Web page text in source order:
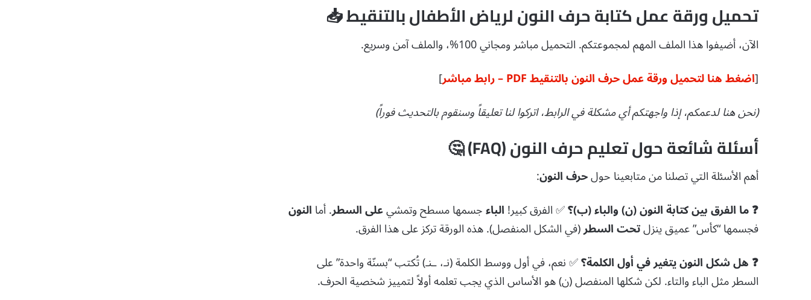
تحميل ورقة عمل كتابة حرف النون لرياض الأطفال بالتنقيط 📥
الآن، أضيفوا هذا الملف المهم لمجموعتكم.التحميل مباشر ومجاني 100%، والملف آمن وسريع.
[اضغط هنا لتحميل ورقة عمل حرف النون بالتنقيط PDF – رابط مباشر
]
(نحن هنا لدعمكم، إذا واجهتكم أي مشكلة في الرابط، اتركوا لنا تعليقاً وسنقوم بالتحديث فوراً)
أسئلة شائعة حول تعليم حرف النون (FAQ) 🤔
أهم الأسئلة التي تصلنا من متابعينا حولحرف النون:
❓ ما الفرق بين كتابة النون (ن) والباء (ب)؟✅ الفرق كبير!الباءجسمها مسطح وتمشيعلى السطر.أماالنون
فجسمها “كأس” عميق ينزلتحت السطر(في الشكل المنفصل).هذه الورقة تركز على هذا الفرق.
❓ هل شكل النون يتغير في أول الكلمة؟✅ نعم، في أول ووسط الكلمة (نـ، ـنـ) تُكتب “بسنّة واحدة” على
السطر مثل الباء والتاء.لكن شكلها المنفصل (ن) هو الأساس الذي يجب تعلمه أولاً لتمييز شخصية الحرف.